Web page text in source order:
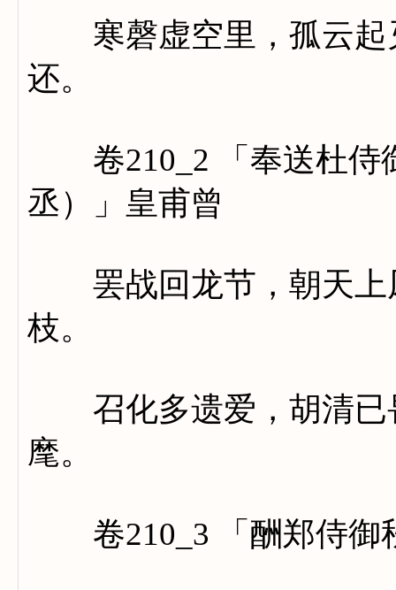
寒磬虚空里，孤云起
还。
卷210_2 「奉送杜侍
丞）」皇甫曾
罢战回龙节，朝天上
枝。
召化多遗爱，胡清已
麾。
卷210_3 「酬郑侍御